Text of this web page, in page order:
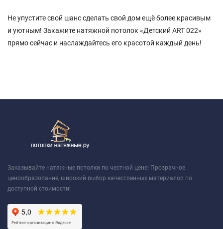
Не упустите свой шанс сделать свой дом ещё более красивым
и уютным! Закажите натяжной потолок «Детский ART 022»
прямо сейчас и наслаждайтесь его красотой каждый день!
Заказывайте натяжные потолки по честной цене! Прозрачное
ценообразование, широкий выбор качественных материалов по
доступной стоимости!